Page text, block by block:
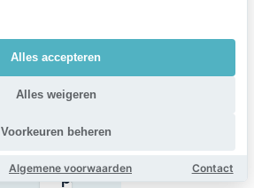
Wat gebeurt er
als ik vergeet
parkeren in
Hoeveel kost
parkeren
Alles accepteren
Alles weigeren
Voorkeuren beheren
Algemene voorwaarden Contact